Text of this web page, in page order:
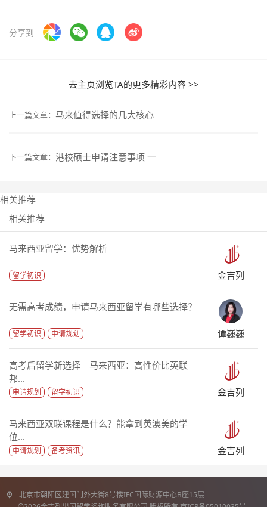
分享到
去主页浏览TA的更多精彩内容 >>
上一篇文章： 马来值得选择的几大核心
下一篇文章： 港校硕士申请注意事项 一
相关推荐
相关推荐
马来西亚留学：优势解析
留学初识 金吉列
无需高考成绩，申请马来西亚留学有哪些选择？
留学初识 申请规划 谭巍巍
高考后留学新选择｜马来西亚：高性价比英联
邦...
申请规划 留学初识 金吉列
马来西亚双联课程是什么？能拿到英澳美的学
位...
申请规划 备考资讯 金吉列
北京市朝阳区建国门外大街8号楼IFC国际财源中心B座15层